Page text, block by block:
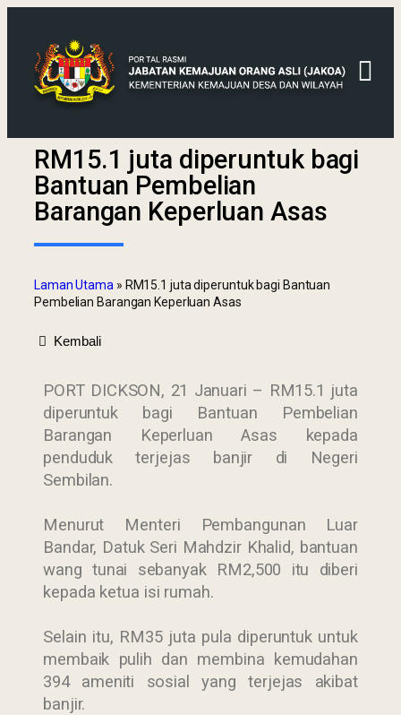
RM15.1 juta diperuntuk bagi
Bantuan Pembelian
Barangan Keperluan Asas
Laman Utama » RM15.1 juta diperuntuk bagi Bantuan
Pembelian Barangan Keperluan Asas
Kembali
PORT DICKSON, 21 Januari – RM15.1 juta
diperuntuk bagi Bantuan Pembelian
Barangan Keperluan Asas kepada
penduduk terjejas banjir di Negeri
Sembilan.
Menurut Menteri Pembangunan Luar
Bandar, Datuk Seri Mahdzir Khalid, bantuan
wang tunai sebanyak RM2,500 itu diberi
kepada ketua isi rumah.
Selain itu, RM35 juta pula diperuntuk untuk
membaik pulih dan membina kemudahan
394 ameniti sosial yang terjejas akibat
banjir.